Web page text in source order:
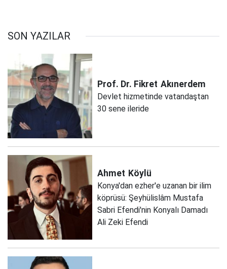
SON YAZILAR
Prof. Dr. Fikret Akınerdem
Devlet hizmetinde vatandaştan
30 sene ileride
Ahmet Köylü
Konya'dan ezher'e uzanan bir ilim
köprüsü: Şeyhülislâm Mustafa
Sabri Efendi'nin Konyalı Damadı
Ali Zeki Efendi